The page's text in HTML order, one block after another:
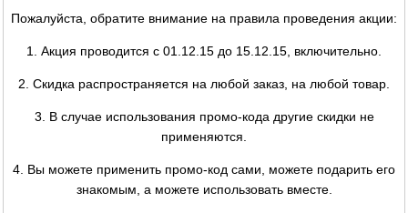
Пожалуйста, обратите внимание на правила проведения акции:
1. Акция проводится с 01.12.15 до 15.12.15, включительно.
2. Скидка распространяется на любой заказ, на любой товар.
3. В случае использования промо-кода другие скидки не
применяются.
4. Вы можете применить промо-код сами, можете подарить его
знакомым, а можете использовать вместе.